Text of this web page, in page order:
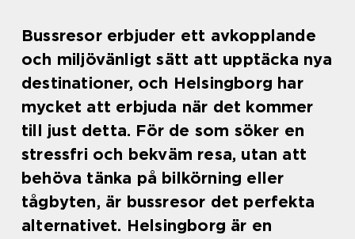
Bussresor erbjuder ett avkopplande
och miljövänligt sätt att upptäcka nya
destinationer, och Helsingborg har
mycket att erbjuda när det kommer
till just detta. För de som söker en
stressfri och bekväm resa, utan att
behöva tänka på bilkörning eller
tågbyten, är bussresor det perfekta
alternativet. Helsingborg är en